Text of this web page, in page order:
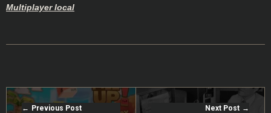
Multiplayer local
Previous Post Next Post